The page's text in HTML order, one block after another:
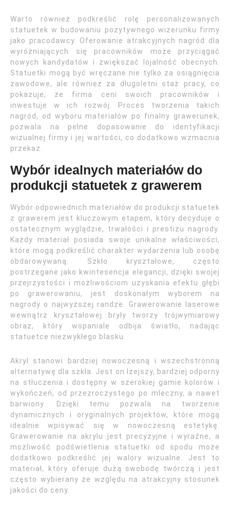
Warto również podkreślić rolę personalizowanych
statuetek w budowaniu pozytywnego wizerunku firmy
jako pracodawcy. Oferowanie atrakcyjnych nagród dla
wyróżniających się pracowników może przyciągać
nowych kandydatów i zwiększać lojalność obecnych.
Statuetki mogą być wręczane nie tylko za osiągnięcia
zawodowe, ale również za długoletni staż pracy, co
pokazuje, że firma ceni swoich pracowników i
inwestuje w ich rozwój. Proces tworzenia takich
nagród, od wyboru materiałów po finalny grawerunek,
pozwala na pełne dopasowanie do identyfikacji
wizualnej firmy i jej wartości, co dodatkowo wzmacnia
przekaz.
Wybór idealnych materiałów do
produkcji statuetek z grawerem
Wybór odpowiednich materiałów do produkcji statuetek
z grawerem jest kluczowym etapem, który decyduje o
ostatecznym wyglądzie, trwałości i prestiżu nagrody.
Każdy materiał posiada swoje unikalne właściwości,
które mogą podkreślić charakter wydarzenia lub osobę
obdarowywaną. Szkło kryształowe, często
postrzegane jako kwintesencja elegancji, dzięki swojej
przejrzystości i możliwościom uzyskania efektu głębi
po grawerowaniu, jest doskonałym wyborem na
nagrody o najwyższej randze. Grawerowanie laserowe
wewnątrz kryształowej bryły tworzy trójwymiarowy
obraz, który wspaniale odbija światło, nadając
statuetce niezwykłego blasku.
Akryl stanowi bardziej nowoczesną i wszechstronną
alternatywę dla szkła. Jest on lżejszy, bardziej odporny
na stłuczenia i dostępny w szerokiej gamie kolorów i
wykończeń, od przezroczystego po mleczny, a nawet
barwiony. Dzięki temu pozwala na tworzenie
dynamicznych i oryginalnych projektów, które mogą
idealnie wpisywać się w nowoczesną estetykę.
Grawerowanie na akrylu jest precyzyjne i wyraźne, a
możliwość podświetlenia statuetki od spodu może
dodatkowo podkreślić jej walory wizualne. Jest to
materiał, który oferuje dużą swobodę twórczą i jest
często wybierany ze względu na atrakcyjny stosunek
jakości do ceny.